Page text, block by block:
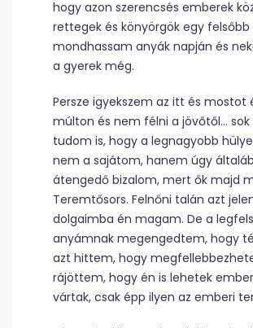
hogy azon szerencsés emberek
rettegek és könyörgök egy
mondhassam anyák napján és
a gyerek még.
Persze igyekszem az itt és mostot
múlton és nem félni a jövőtől…
tudom is, hogy a legnagyobb
nem a sajátom, hanem úgy
átengedő bizalom, mert ők majd
Teremtősors. Felnőni talán azt
dolgaimba én magam. De a
anyámnak megengedtem, hogy
azt hittem, hogy
rájöttem, hogy én is lehetek
vártak, csak épp ilyen az emberi